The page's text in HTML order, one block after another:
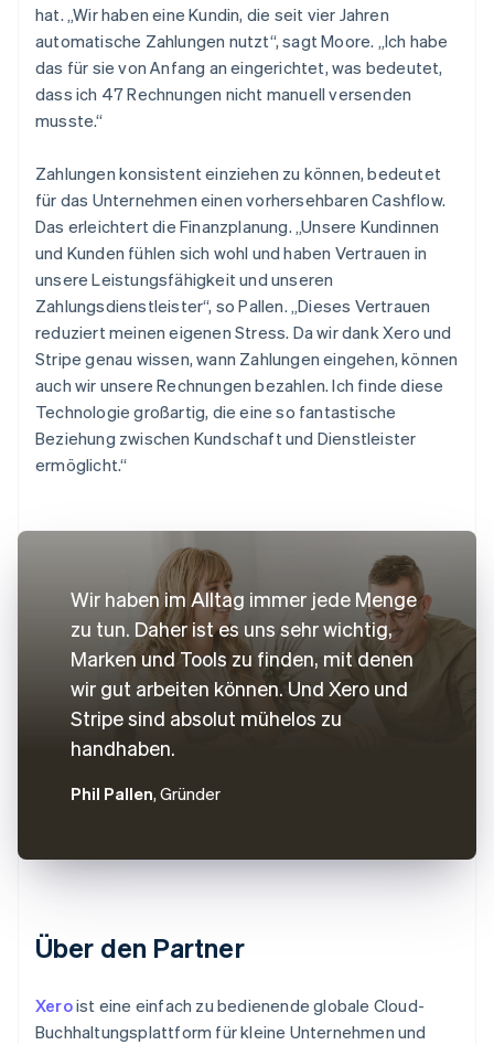
hat. „Wir haben eine Kundin, die seit vier Jahren
automatische Zahlungen nutzt“, sagt Moore. „Ich habe
das für sie von Anfang an eingerichtet, was bedeutet,
dass ich 47 Rechnungen nicht manuell versenden
musste.“
Zahlungen konsistent einziehen zu können, bedeutet
für das Unternehmen einen vorhersehbaren Cashflow.
Das erleichtert die Finanzplanung. „Unsere Kundinnen
und Kunden fühlen sich wohl und haben Vertrauen in
unsere Leistungsfähigkeit und unseren
Zahlungsdienstleister“, so Pallen. „Dieses Vertrauen
reduziert meinen eigenen Stress. Da wir dank Xero und
Stripe genau wissen, wann Zahlungen eingehen, können
auch wir unsere Rechnungen bezahlen. Ich finde diese
Technologie großartig, die eine so fantastische
Beziehung zwischen Kundschaft und Dienstleister
ermöglicht.“
Wir haben im Alltag immer jede Menge
zu tun. Daher ist es uns sehr wichtig,
Marken und Tools zu finden, mit denen
wir gut arbeiten können. Und Xero und
Stripe sind absolut mühelos zu
handhaben.
Phil Pallen, Gründer
Über den Partner
Xeroist eine einfach zu bedienende globale Cloud-
Buchhaltungsplattform für kleine Unternehmen und